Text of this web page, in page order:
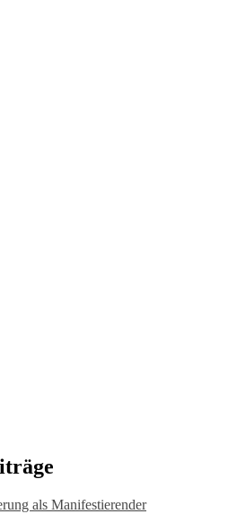
als Manifestierender